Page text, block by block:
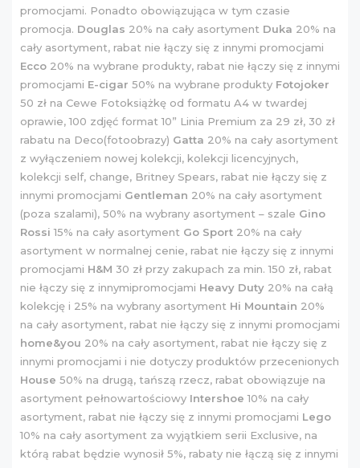
promocjami. Ponadto obowiązująca w tym czasie
promocja. Douglas 20% na cały asortyment Duka 20% na
cały asortyment, rabat nie łączy się z innymi promocjami
Ecco 20% na wybrane produkty, rabat nie łączy się z innymi
promocjami E-cigar 50% na wybrane produkty Fotojoker
50 zł na Cewe Fotoksiążkę od formatu A4 w twardej
oprawie, 100 zdjęć format 10” Linia Premium za 29 zł, 30 zł
rabatu na Deco(fotoobrazy) Gatta 20% na cały asortyment
z wyłączeniem nowej kolekcji, kolekcji licencyjnych,
kolekcji self, change, Britney Spears, rabat nie łączy się z
innymi promocjami Gentleman 20% na cały asortyment
(poza szalami), 50% na wybrany asortyment – szale Gino
Rossi 15% na cały asortyment Go Sport 20% na cały
asortyment w normalnej cenie, rabat nie łączy się z innymi
promocjami H&M 30 zł przy zakupach za min. 150 zł, rabat
nie łączy się z innymipromocjami Heavy Duty 20% na całą
kolekcję i 25% na wybrany asortyment Hi Mountain 20%
na cały asortyment, rabat nie łączy się z innymi promocjami
home&you 20% na cały asortyment, rabat nie łączy się z
innymi promocjami i nie dotyczy produktów przecenionych
House 50% na drugą, tańszą rzecz, rabat obowiązuje na
asortyment pełnowartościowy Intershoe 10% na cały
asortyment, rabat nie łączy się z innymi promocjami Lego
10% na cały asortyment za wyjątkiem serii Exclusive, na
którą rabat będzie wynosił 5%, rabaty nie łączą się z innymi